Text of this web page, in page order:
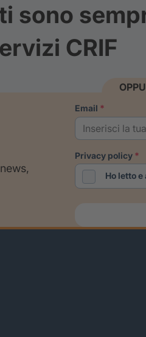
sono
CRIF
email
privacy policy
Ho letto